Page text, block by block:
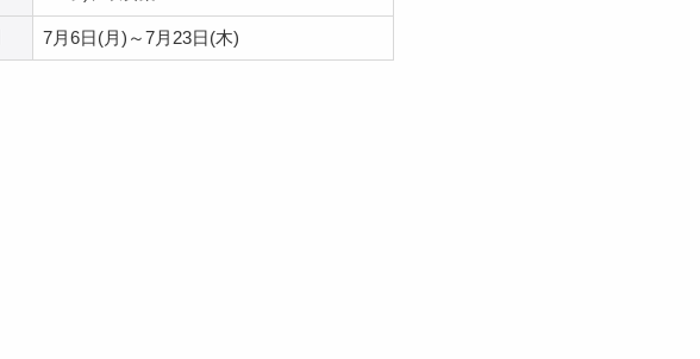
7月6日(月)～7月23日(木)